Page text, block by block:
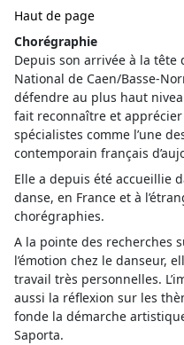
Haut de page
Chorégraphie
Depuis son arrivée à la
National de Caen/Basse-
défendre au plus haut
fait reconnaître et
spécialistes comme l’une
contemporain français
Elle a depuis été accueillie
danse, en France et à
chorégraphies.
A la pointe des recherches
l’émotion chez le danseur,
travail très personnelles.
aussi la réflexion sur les
fonde la démarche
Saporta.